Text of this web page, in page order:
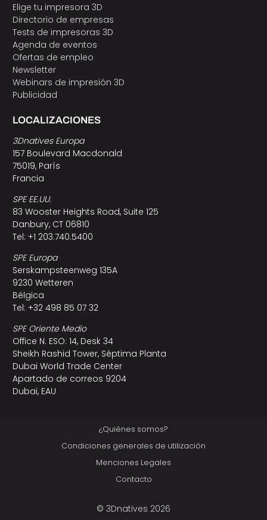
Elige tu impresora 3D
Directorio de empresas
Tests de impresoras 3D
Agenda de eventos
Ofertas de empleo
Newsletter
Webinars de impresión 3D
Publicidad
LOCALIZACIONES
3Dnatives Europa
157 Boulevard Macdonald
75019, París
Francia
SPE EE.UU.
83 Wooster Heights Road, Suite 125
Danbury, CT 06810
Tel: +1 203.740.5400
SPE Europa
Serskampsteenweg 135A
9230 Wetteren
Bélgica
Tel: +32 498 85 07 32
SPE Oriente Medio
Office N. ESO: 14, Desk 34
Sheikh Rashid Tower, Séptima Planta
Dubai World Trade Center
Apartado de correos 9204
Dubai, EAU
¿Quiénes somos?
Condiciones generales de utilización
Menciones Legales
Contacto
© 3Dnatives 2026